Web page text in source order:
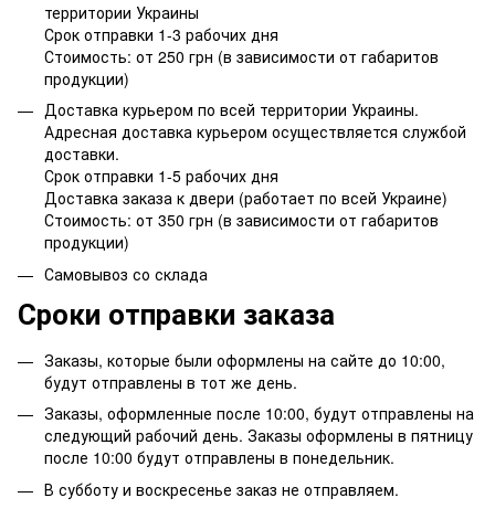
территории Украины
Срок отправки 1-3 рабочих дня
Стоимость: от 250 грн (в зависимости от габаритов
продукции)
Доставка курьером по всей территории Украины.
Адресная доставка курьером осуществляется службой
доставки.
Срок отправки 1-5 рабочих дня
Доставка заказа к двери (работает по всей Украине)
Стоимость: от 350 грн (в зависимости от габаритов
продукции)
Самовывоз со склада
Сроки отправки заказа
Заказы, которые были оформлены на сайте до 10:00,
будут отправлены в тот же день.
Заказы, оформленные после 10:00, будут отправлены на
следующий рабочий день. Заказы оформлены в пятницу
после 10:00 будут отправлены в понедельник.
В субботу и воскресенье заказ не отправляем.